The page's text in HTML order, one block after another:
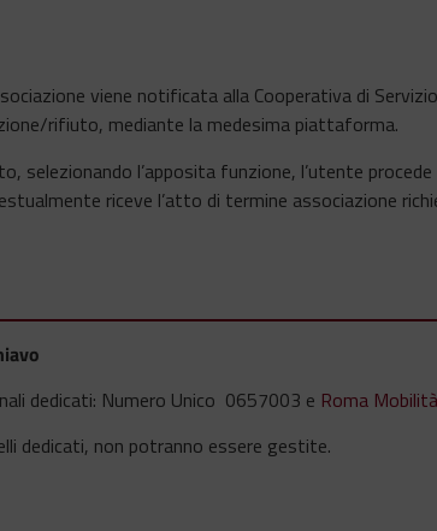
viene notificata alla Cooperativa di
rifiuto, mediante la medesima piattaforma.
selezionando l’apposita funzione, l’utente procede
riceve l’atto di termine associazione
dedicati: Numero Unico 0657003 e Roma
dedicati, non potranno essere gestite.